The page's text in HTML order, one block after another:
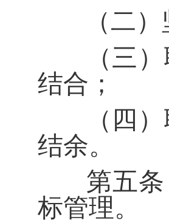
（二
（三
结合；
（四
结余。
第五条
标管理。